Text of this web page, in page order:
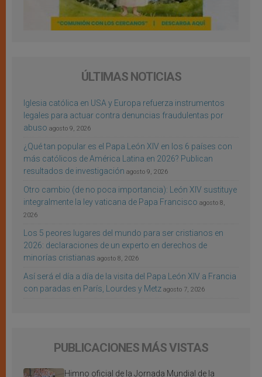
ÚLTIMAS NOTICIAS
Iglesia católica en USA y Europa refuerza instrumentos
legales para actuar contra denuncias fraudulentas por
abuso agosto 9, 2026
¿Qué tan popular es el Papa León XIV en los 6 países con
más católicos de América Latina en 2026? Publican
resultados de investigación agosto 9, 2026
Otro cambio (de no poca importancia): León XIV sustituye
integralmente la ley vaticana de Papa Francisco agosto 8,
2026
Los 5 peores lugares del mundo para ser cristianos en
2026: declaraciones de un experto en derechos de
minorías cristianas agosto 8, 2026
Así será el día a día de la visita del Papa León XIV a Francia
con paradas en París, Lourdes y Metz agosto 7, 2026
PUBLICACIONES MÁS VISTAS
Himno oficial de la Jornada Mundial de la